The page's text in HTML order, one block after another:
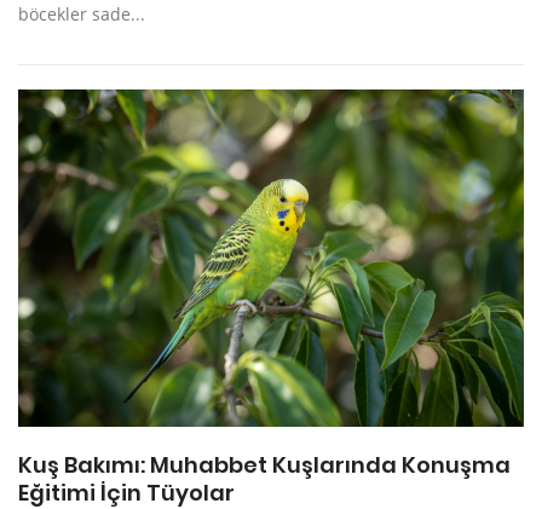
böcekler sade...
Kuş Bakımı: Muhabbet Kuşlarında Konuşma
Eğitimi İçin Tüyolar